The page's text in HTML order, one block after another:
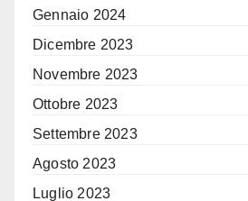
Gennaio 2024
Dicembre 2023
Novembre 2023
Ottobre 2023
Settembre 2023
Agosto 2023
Luglio 2023